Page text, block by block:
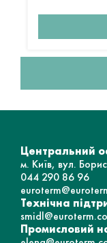
Центральний
м. Київ, вул.
044 290 86 96
Технічна
Промисловий